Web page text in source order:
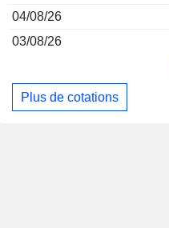
04/08/26
03/08/26
Plus de cotations